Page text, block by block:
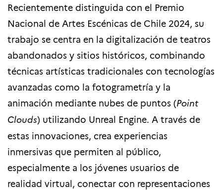
Recientemente distinguida con el Premio
Nacional de Artes Escénicas de Chile 2024, su
trabajo se centra en la digitalización de teatros
abandonados y sitios históricos, combinando
técnicas artísticas tradicionales con tecnologías
avanzadas como la fotogrametría y la
animación mediante nubes de puntos (Point
Clouds) utilizando Unreal Engine. A través de
estas innovaciones, crea experiencias
inmersivas que permiten al público,
especialmente a los jóvenes usuarios de
realidad virtual, conectar con representaciones